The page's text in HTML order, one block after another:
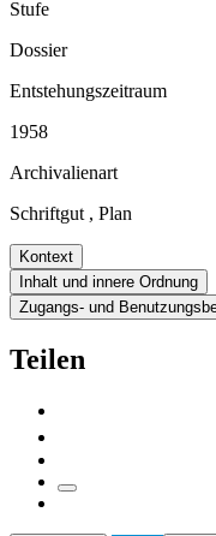
Stufe
Dossier
Entstehungszeitraum
1958
Archivalienart
Schriftgut , Plan
Kontext
Inhalt und innere Ordnung
Zugangs- und
Teilen